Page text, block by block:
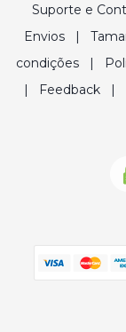
Suporte e
Envios|
condições |
|
Feedback|